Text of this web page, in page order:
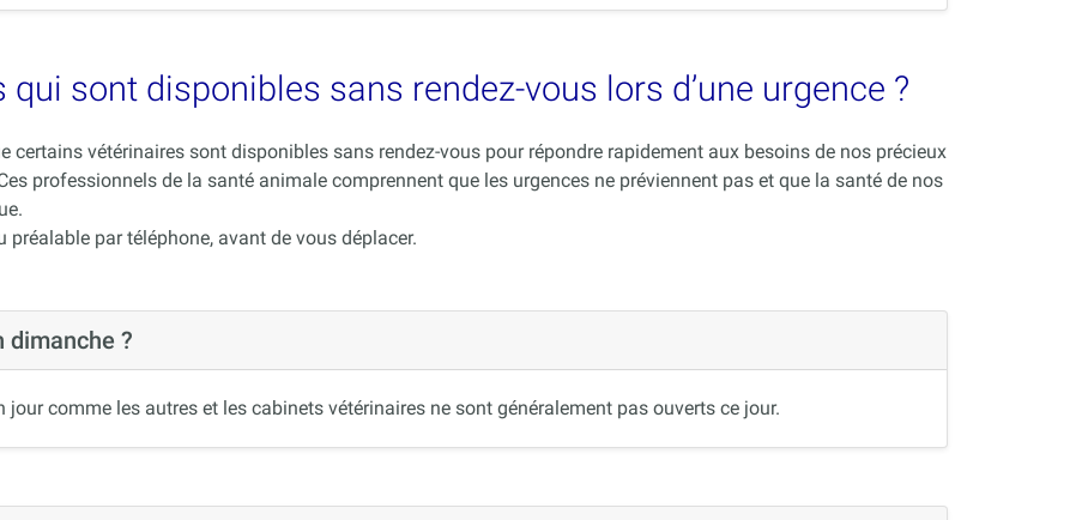
sont disponibles sans rendez-vous lors d’une urgence ?
certains vétérinaires sont disponibles sans rendez-vous pour répondre rapidement aux besoins de nos précieux
professionnels de la santé animale comprennent que les urgences ne préviennent pas et que la santé de nos
par téléphone, avant de vous déplacer.
dimanche ?
comme les autres et les cabinets vétérinaires ne sont généralement pas ouverts ce jour.